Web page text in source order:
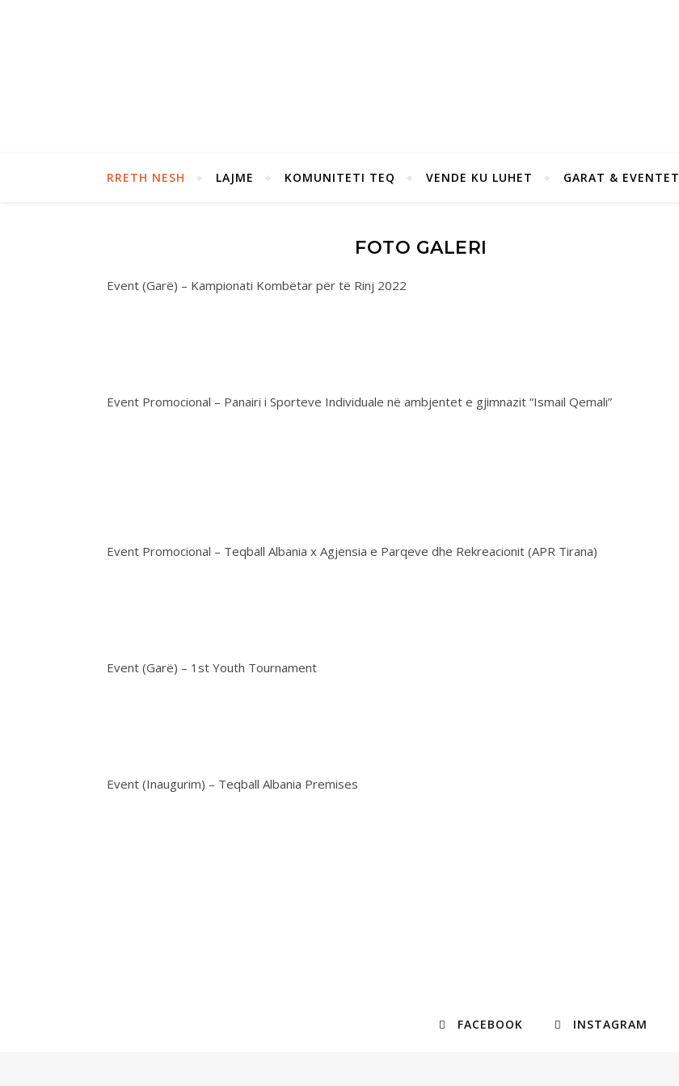
RRETH NESH LAJME KOMUNITETI TEQ VENDE KU LUHET GARAT & EVENTET
FOTO GALERI
Event (Garë) – Kampionati Kombëtar për të Rinj 2022
Event Promocional – Panairi i Sporteve Individuale në ambjentet e gjimnazit “Ismail Qemali”
Event Promocional – Teqball Albania x Agjensia e Parqeve dhe Rekreacionit (APR Tirana)
Event (Garë) – 1st Youth Tournament
Event (Inaugurim) – Teqball Albania Premises
FACEBOOK INSTAGRAM